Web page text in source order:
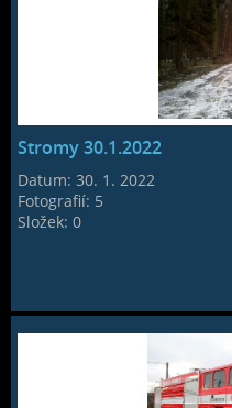
Stromy 30.1.2022
Datum:30. 1. 2022
Fotografií: 5
Složek:0